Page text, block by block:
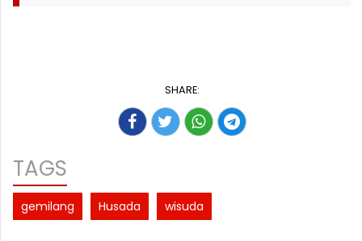
SHARE:
TAGS
gemilang Husada wisuda